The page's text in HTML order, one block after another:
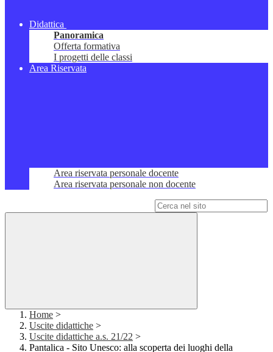
Didattica
Panoramica
Offerta formativa
I progetti delle classi
Area Riservata
Area riservata personale docente
Area riservata personale non docente
Home >
Uscite didattiche >
Uscite didattiche a.s. 21/22 >
Pantalica - Sito Unesco: alla scoperta dei luoghi della